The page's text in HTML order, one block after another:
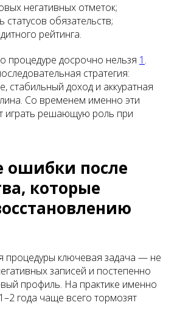
негативных отметок;
статусов обязательств;
рейтинга.
процедуре досрочно нельзя 1 .
стратегия:
стабильный доход и аккуратная
Со временем именно эти
играть решающую роль при
ошибки после
которые
процедуры ключевая задача — не
записей и постепенно
профиль. На практике именно
года чаще всего тормозят